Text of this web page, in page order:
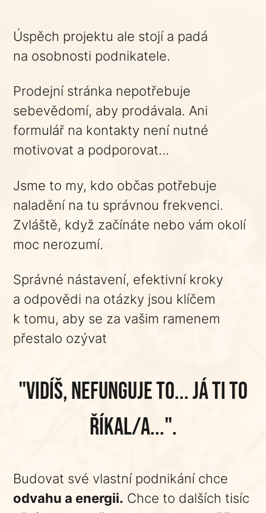
Úspěch projektu ale stojí a padá
na osobnosti podnikatele.
Prodejní stránka nepotřebuje
sebevědomí, aby prodávala. Ani
formulář na kontakty není nutné
motivovat a podporovat...
Jsme to my, kdo občas potřebuje
naladění na tu správnou frekvenci.
Zvláště, když začínáte nebo vám okolí
moc nerozumí.
Správné nástavení, efektivní kroky
a odpovědi na otázky jsou klíčem
k tomu, aby se za vašim ramenem
přestalo ozývat
"vidíš, nefunguje to... já ti to
říkal/a...".
Budovat své vlastní podnikání chce
odvahu a energii. Chce to dalších tisíc